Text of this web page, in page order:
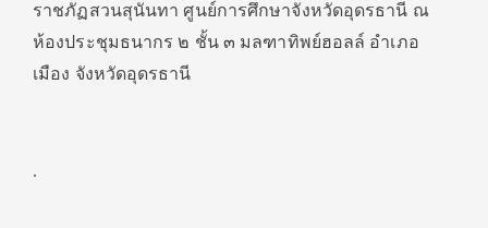
ราชภัฏสวนสุนันทา ศูนย์การศึกษาจังหวัดอุดรธานี ณ
ห้องประชุมธนากร ๒ ชั้น ๓ มลฑาทิพย์ฮอลล์ อำเภอ
เมือง จังหวัดอุดรธานี
.